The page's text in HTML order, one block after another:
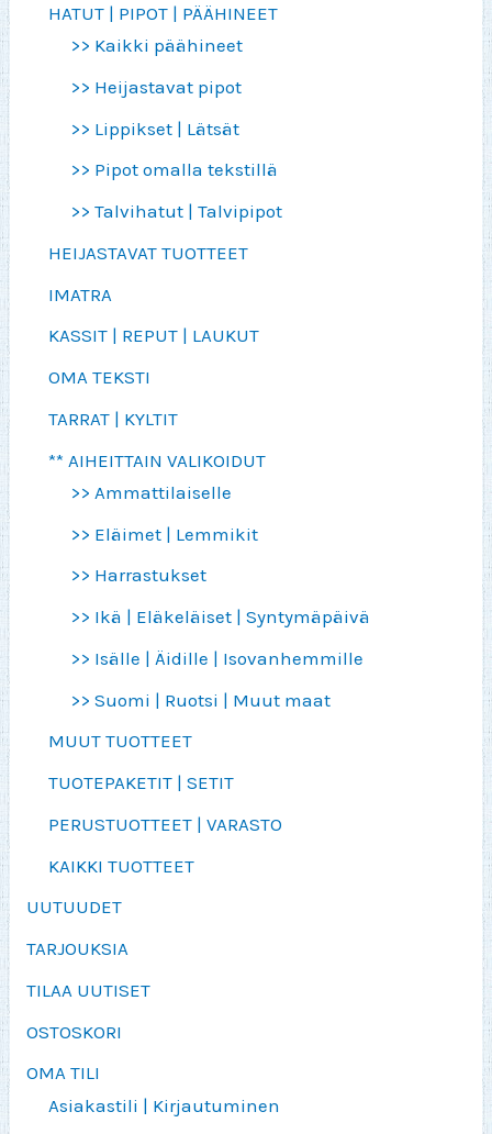
HATUT | PIPOT | PÄÄHINEET
>> Kaikki päähineet
>> Heijastavat pipot
>> Lippikset | Lätsät
>> Pipot omalla tekstillä
>> Talvihatut | Talvipipot
HEIJASTAVAT TUOTTEET
IMATRA
KASSIT | REPUT | LAUKUT
OMA TEKSTI
TARRAT | KYLTIT
** AIHEITTAIN VALIKOIDUT
>> Ammattilaiselle
>> Eläimet | Lemmikit
>> Harrastukset
>> Ikä | Eläkeläiset | Syntymäpäivä
>> Isälle | Äidille | Isovanhemmille
>> Suomi | Ruotsi | Muut maat
MUUT TUOTTEET
TUOTEPAKETIT | SETIT
PERUSTUOTTEET | VARASTO
KAIKKI TUOTTEET
UUTUUDET
TARJOUKSIA
TILAA UUTISET
OSTOSKORI
OMA TILI
Asiakastili | Kirjautuminen